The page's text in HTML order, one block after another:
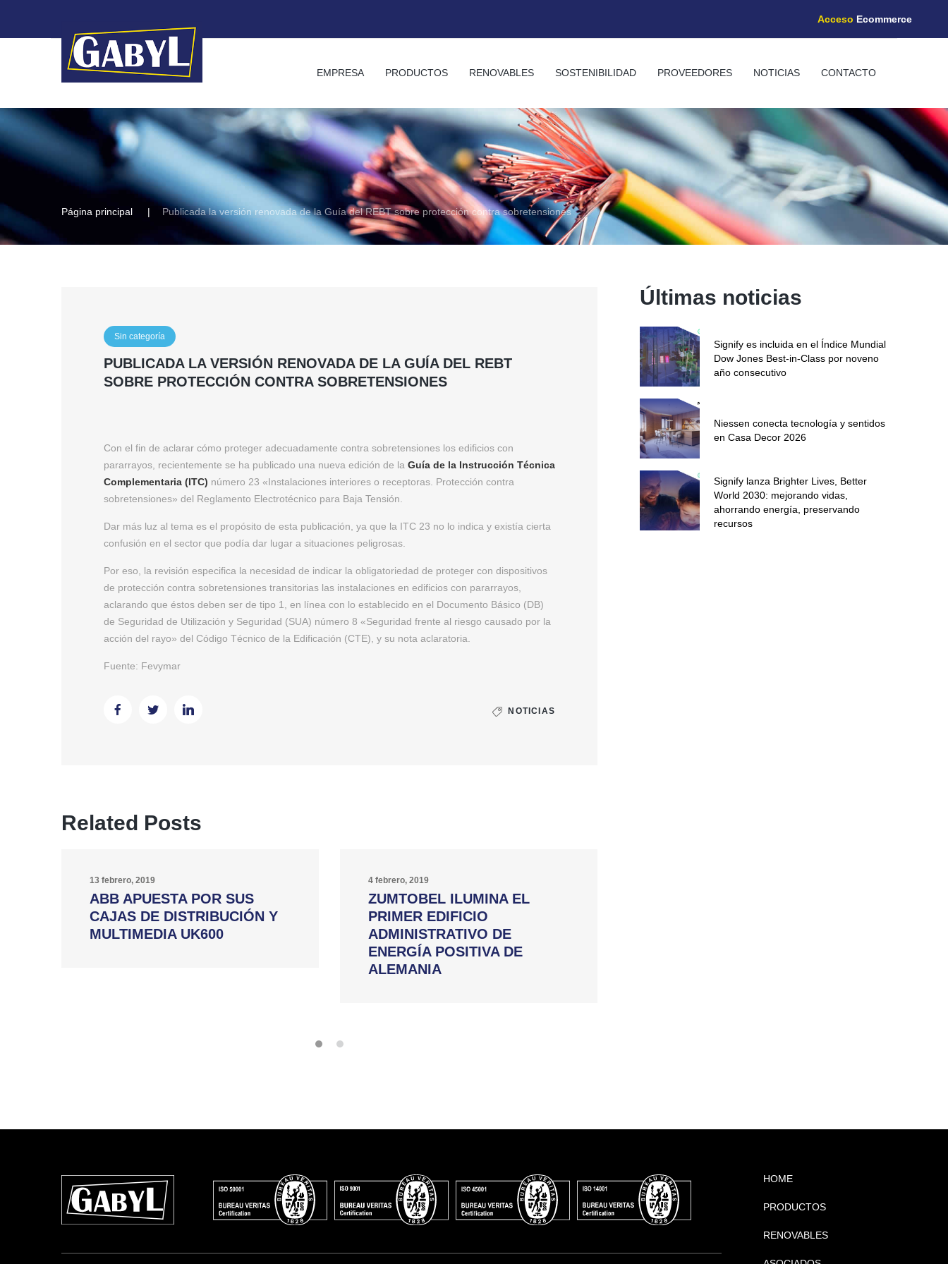
EMPRESA PRODUCTOS RENOVABLES SOSTENIBILIDAD PROVEEDORES NOTICIAS CONTACTO
Página principal Publicada la versión renovada de la Guía del REBT sobre protección contra sobretensiones
Sin categoría
PUBLICADA LA VERSIÓN RENOVADA DE LA GUÍA DEL REBT
SOBRE PROTECCIÓN CONTRA SOBRETENSIONES
Con el fin de aclarar cómo proteger adecuadamente contra sobretensiones los edificios con
pararrayos, recientemente se ha publicado una nueva edición de la Guía de la Instrucción Técnica
Complementaria (ITC) número 23 «Instalaciones interiores o receptoras. Protección contra
sobretensiones» del Reglamento Electrotécnico para Baja Tensión.
Dar más luz al tema es el propósito de esta publicación, ya que la ITC 23 no lo indica y existía cierta
confusión en el sector que podía dar lugar a situaciones peligrosas.
Por eso, la revisión especifica la necesidad de indicar la obligatoriedad de proteger con dispositivos
de protección contra sobretensiones transitorias las instalaciones en edificios con pararrayos,
aclarando que éstos deben ser de tipo 1, en línea con lo establecido en el Documento Básico (DB)
de Seguridad de Utilización y Seguridad (SUA) número 8 «Seguridad frente al riesgo causado por la
acción del rayo» del Código Técnico de la Edificación (CTE), y su nota aclaratoria.
Fuente: Fevymar
NOTICIAS
Related Posts
13 febrero, 2019
ABB APUESTA POR SUS
CAJAS DE DISTRIBUCIÓN Y
MULTIMEDIA UK600
4 febrero, 2019
ZUMTOBEL ILUMINA EL
PRIMER EDIFICIO
ADMINISTRATIVO DE
ENERGÍA POSITIVA DE
ALEMANIA
Últimas noticias
Signify es incluida en el Índice Mundial
Dow Jones Best-in-Class por noveno
año consecutivo
Niessen conecta tecnología y sentidos
en Casa Decor 2026
Signify lanza Brighter Lives, Better
World 2030: mejorando vidas,
ahorrando energía, preservando
recursos
HOME
PRODUCTOS
RENOVABLES
Acceso Ecommerce